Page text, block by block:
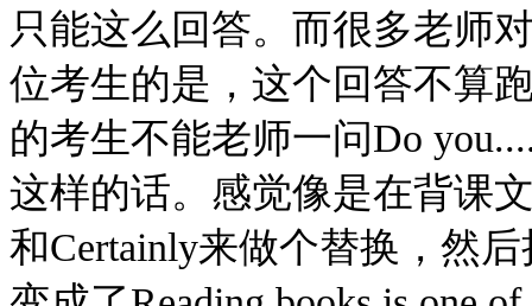
只能这么回答。而很多老师
位考生的是，这个回答不算
的考生不能老师一问Do
这样的话。感觉像是在背课
和Certainly来做个替换，然